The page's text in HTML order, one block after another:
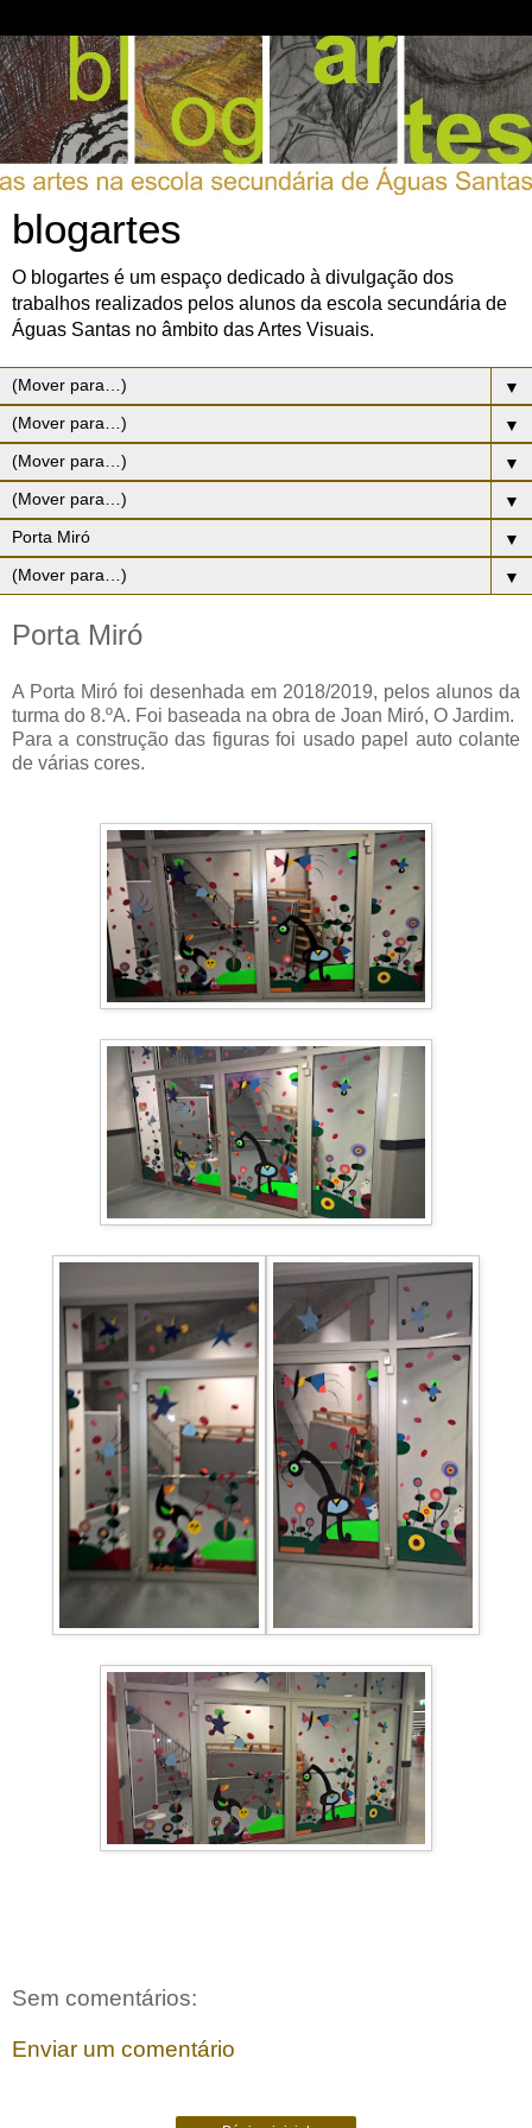
blogartes
O blogartes é um espaço dedicado à divulgação dos
trabalhos realizados pelos alunos da escola secundária de
Águas Santas no âmbito das Artes Visuais.
▼
▼
▼
▼
▼
▼
Porta Miró
A Porta Miró foi desenhada em 2018/2019, pelos alunos da
turma do 8.ºA. Foi baseada na obra de Joan Miró, O Jardim.
Para a construção das figuras foi usado papel auto colante
de várias cores.
Sem comentários:
Enviar um comentário